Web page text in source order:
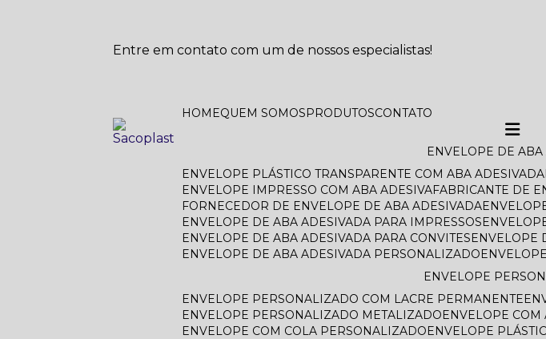
Entre em contato com um de nossos especialistas!
HOME QUEM SOMOS PRODUTOS CONTATO
ENVELOPE DE
ENVELOPE PLÁSTICO TRANSPARENTE COM ABA ADESIVADA
ENVELOPE IMPRESSO COM ABA ADESIVA FABRICANTE DE
FORNECEDOR DE ENVELOPE DE ABA ADESIVADA
ENVELOPE DE ABA ADESIVADA PARA IMPRESSOS
ENVELOPE DE ABA ADESIVADA PARA CONVITES
ENVELOPE DE ABA ADESIVADA PERSONALIZADO
ENVELOPE
ENVELOPE PERSONALIZADO COM LACRE PERMANENTE
ENVELOPE PERSONALIZADO METALIZADO
ENVELOPE
ENVELOPE COM COLA PERSONALIZADO
ENVELOPE